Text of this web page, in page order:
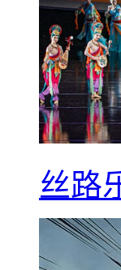
丝路